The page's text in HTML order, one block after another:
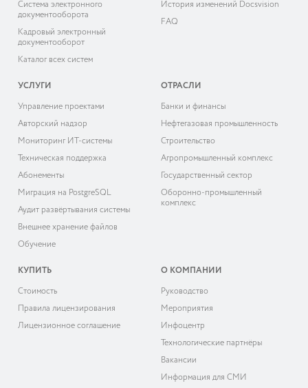
Система электронного
документооборота
Кадровый электронный
документооборот
Каталог всех систем
История изменений Docsvision
FAQ
УСЛУГИ
Управление проектами
Авторский надзор
Мониторинг ИТ-системы
Техническая поддержка
Абонементы
Миграция на PostgreSQL
Аудит развёртывания системы
Внешнее хранение файлов
Обучение
ОТРАСЛИ
Банки и финансы
Нефтегазовая промышленность
Строительство
Агропромышленный комплекс
Государственный сектор
Оборонно-промышленный
комплекс
КУПИТЬ
Cтоимость
Правила лицензирования
Лицензионное соглашение
О КОМПАНИИ
Руководство
Мероприятия
Инфоцентр
Технологические партнёры
Вакансии
Информация для СМИ